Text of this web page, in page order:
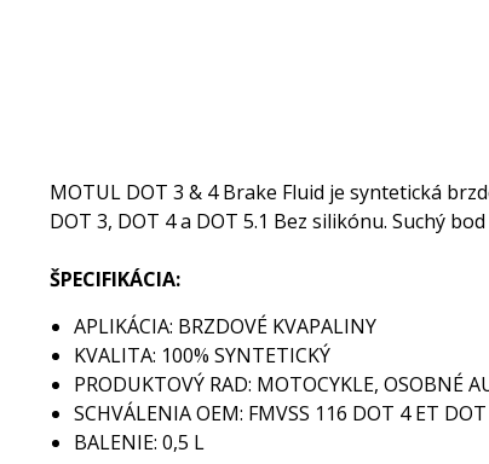
MOTUL DOT 3 & 4 Brake Fluid je syntetická
DOT 3, DOT 4 a DOT 5.1 Bez silikónu. Suchý
ŠPECIFIKÁCIA:
APLIKÁCIA: BRZDOVÉ KVAPALINY
KVALITA: 100% SYNTETICKÝ
PRODUKTOVÝ RAD: MOTOCYKLE, OSOBNÉ
SCHVÁLENIA OEM: FMVSS 116 DOT 4 ET
BALENIE: 0,5 L